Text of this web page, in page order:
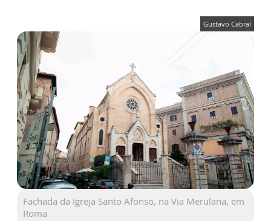
Gustavo Cabral
Fachada da Igreja Santo Afonso, na Via Merulana, em
Roma